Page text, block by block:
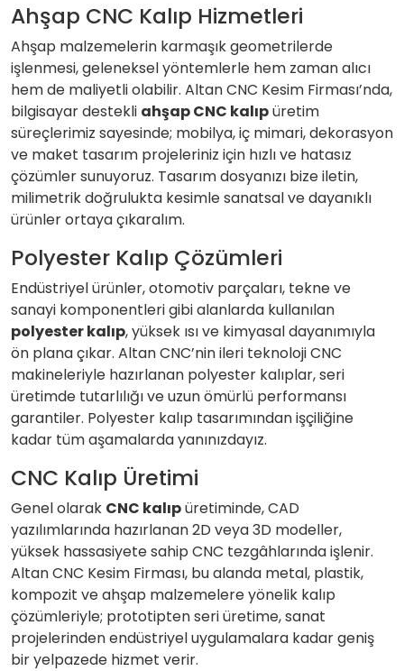
Ahşap CNC Kalıp Hizmetleri
Ahşap malzemelerin karmaşık geometrilerde
işlenmesi, geleneksel yöntemlerle hem zaman alıcı
hem de maliyetli olabilir. Altan CNC Kesim Firması’nda,
bilgisayar destekli ahşap CNC kalıpüretim
süreçlerimiz sayesinde; mobilya, iç mimari, dekorasyon
ve maket tasarım projeleriniz için hızlı ve hatasız
çözümler sunuyoruz. Tasarım dosyanızı bize iletin,
milimetrik doğrulukta kesimle sanatsal ve dayanıklı
ürünler ortaya çıkaralım.
Polyester Kalıp Çözümleri
Endüstriyel ürünler, otomotiv parçaları, tekne ve
sanayi komponentleri gibi alanlarda kullanılan
polyester kalıp, yüksek ısı ve kimyasal dayanımıyla
ön plana çıkar. Altan CNC’nin ileri teknoloji CNC
makineleriyle hazırlanan polyester kalıplar, seri
üretimde tutarlılığı ve uzun ömürlü performansı
garantiler. Polyester kalıp tasarımından işçiliğine
kadar tüm aşamalarda yanınızdayız.
CNC Kalıp Üretimi
Genel olarak CNC kalıpüretiminde, CAD
yazılımlarında hazırlanan 2D veya 3D modeller,
yüksek hassasiyete sahip CNC tezgâhlarında işlenir.
Altan CNC Kesim Firması, bu alanda metal, plastik,
kompozit ve ahşap malzemelere yönelik kalıp
çözümleriyle; prototipten seri üretime, sanat
projelerinden endüstriyel uygulamalara kadar geniş
bir yelpazede hizmet verir.